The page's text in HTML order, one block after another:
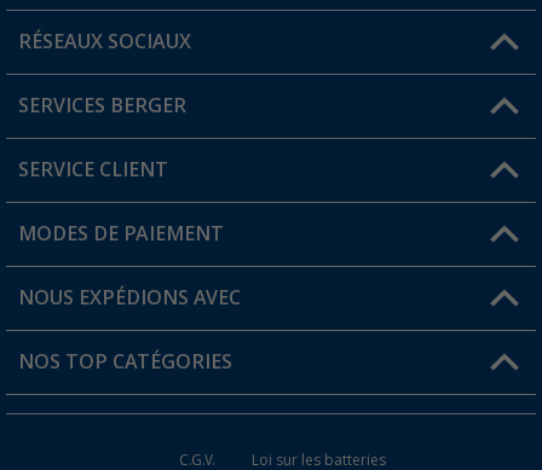
Une question ?
Trouver une magasin
RÉSEAUX SOCIAUX
SERVICES BERGER
Devenir revendeur
Mon compte
Carte de fidélité Berger
SERVICE CLIENT
FAQ et contact
Informations sur l'expédition
Statut de la commande
MODES DE PAIEMENT
NOUS EXPÉDIONS AVEC
NOS TOP CATÉGORIES
C.G.V. Loi sur les batteries